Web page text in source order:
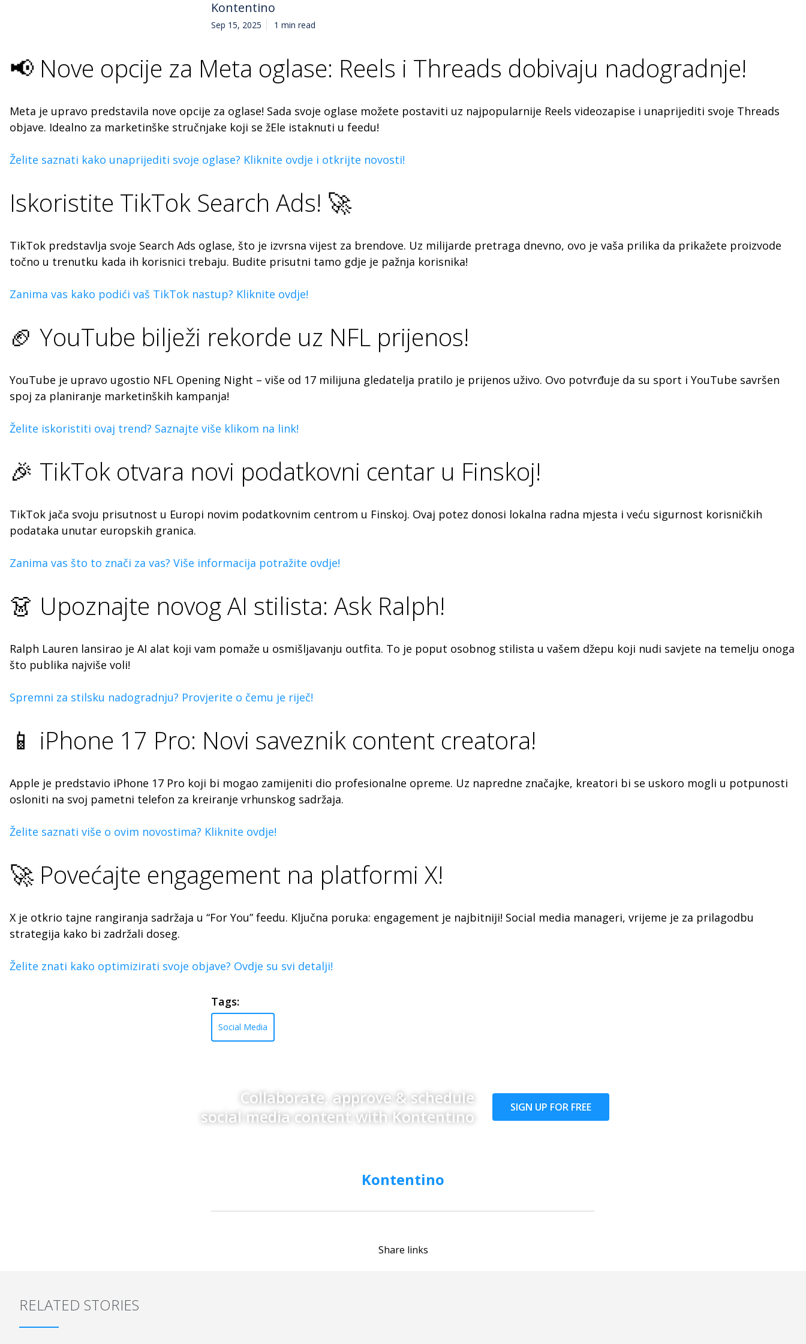
Kontentino
Sep 15, 2025 1 min read
📢 Nove opcije za Meta oglase: Reels i Threads dobivaju nadogradnje!
Meta je upravo predstavila nove opcije za oglase! Sada svoje oglase možete postaviti uz najpopularnije Reels videozapise i unaprijediti svoje Threads
objave. Idealno za marketinške stručnjake koji se žEle istaknuti u feedu!
Želite saznati kako unaprijediti svoje oglase? Kliknite ovdje i otkrijte novosti!
Iskoristite TikTok Search Ads! 🚀
TikTok predstavlja svoje Search Ads oglase, što je izvrsna vijest za brendove. Uz milijarde pretraga dnevno, ovo je vaša prilika da prikažete proizvode
točno u trenutku kada ih korisnici trebaju. Budite prisutni tamo gdje je pažnja korisnika!
Zanima vas kako podići vaš TikTok nastup? Kliknite ovdje!
🏈 YouTube bilježi rekorde uz NFL prijenos!
YouTube je upravo ugostio NFL Opening Night – više od 17 milijuna gledatelja pratilo je prijenos uživo. Ovo potvrđuje da su sport i YouTube savršen
spoj za planiranje marketinških kampanja!
Želite iskoristiti ovaj trend? Saznajte više klikom na link!
🎉 TikTok otvara novi podatkovni centar u Finskoj!
TikTok jača svoju prisutnost u Europi novim podatkovnim centrom u Finskoj. Ovaj potez donosi lokalna radna mjesta i veću sigurnost korisničkih
podataka unutar europskih granica.
Zanima vas što to znači za vas? Više informacija potražite ovdje!
👗 Upoznajte novog AI stilista: Ask Ralph!
Ralph Lauren lansirao je AI alat koji vam pomaže u osmišljavanju outfita. To je poput osobnog stilista u vašem džepu koji nudi savjete na temelju onoga
što publika najviše voli!
Spremni za stilsku nadogradnju? Provjerite o čemu je riječ!
📱 iPhone 17 Pro: Novi saveznik content creatora!
Apple je predstavio iPhone 17 Pro koji bi mogao zamijeniti dio profesionalne opreme. Uz napredne značajke, kreatori bi se uskoro mogli u potpunosti
osloniti na svoj pametni telefon za kreiranje vrhunskog sadržaja.
Želite saznati više o ovim novostima? Kliknite ovdje!
🚀 Povećajte engagement na platformi X!
X je otkrio tajne rangiranja sadržaja u “For You” feedu. Ključna poruka: engagement je najbitniji! Social media manageri, vrijeme je za prilagodbu
strategija kako bi zadržali doseg.
Želite znati kako optimizirati svoje objave? Ovdje su svi detalji!
Tags:
Social Media
Collaborate, approve & schedule
social media content with Kontentino
SIGN UP FOR FREE
Kontentino
Share links
RELATED STORIES